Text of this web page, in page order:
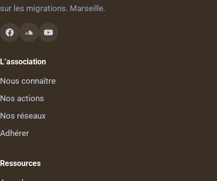
sur les migrations. Marseille.
L’association
Nous connaître
Nos actions
Nos réseaux
Adhérer
Ressources